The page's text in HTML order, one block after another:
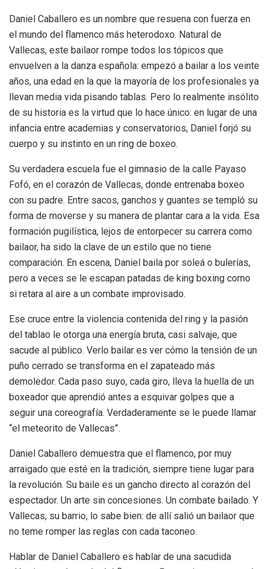
Daniel Caballero es un nombre que resuena con fuerza en
el mundo del flamenco más heterodoxo. Natural de
Vallecas, este bailaor rompe todos los tópicos que
envuelven a la danza española: empezó a bailar a los veinte
años, una edad en la que la mayoría de los profesionales ya
llevan media vida pisando tablas. Pero lo realmente insólito
de su historia es la virtud que lo hace único: en lugar de una
infancia entre academias y conservatorios, Daniel forjó su
cuerpo y su instinto en un ring de boxeo.
Su verdadera escuela fue el gimnasio de la calle Payaso
Fofó, en el corazón de Vallecas, donde entrenaba boxeo
con su padre. Entre sacos, ganchos y guantes se templó su
forma de moverse y su manera de plantar cara a la vida. Esa
formación pugilística, lejos de entorpecer su carrera como
bailaor, ha sido la clave de un estilo que no tiene
comparación. En escena, Daniel baila por soleá o bulerías,
pero a veces se le escapan patadas de king boxing como
si retara al aire a un combate improvisado.
Ese cruce entre la violencia contenida del ring y la pasión
del tablao le otorga una energía bruta, casi salvaje, que
sacude al público. Verlo bailar es ver cómo la tensión de un
puño cerrado se transforma en el zapateado más
demoledor. Cada paso suyo, cada giro, lleva la huella de un
boxeador que aprendió antes a esquivar golpes que a
seguir una coreografía. Verdaderamente se le puede llamar
“el meteorito de Vallecas”.
Daniel Caballero demuestra que el flamenco, por muy
arraigado que esté en la tradición, siempre tiene lugar para
la revolución. Su baile es un gancho directo al corazón del
espectador. Un arte sin concesiones. Un combate bailado. Y
Vallecas, su barrio, lo sabe bien: de allí salió un bailaor que
no teme romper las reglas con cada taconeo.
Hablar de Daniel Caballero es hablar de una sacudida